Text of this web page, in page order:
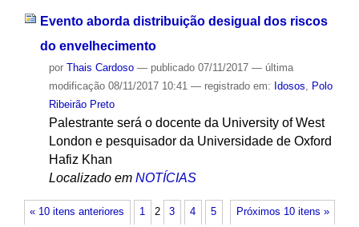
Evento aborda distribuição desigual dos riscos
do envelhecimento
por Thais Cardoso — publicado07/11/2017 — última
modificação08/11/2017 10:41 — registrado em: Idosos, Polo
Ribeirão Preto
Palestrante será o docente da University of West
London e pesquisador da Universidade de Oxford
Hafiz Khan
Localizado em NOTÍCIAS
« 10 itens anteriores Próximos 10 itens »
1 2 3 4 5